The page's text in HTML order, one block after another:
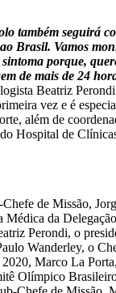
também seguirá
Brasil. Vamos
porque,
de mais de 24
Beatriz
vez e é
além de
Hospital de
de Missão,
Médica da
Perondi, o
Wanderley, o
Marco La
Olímpico